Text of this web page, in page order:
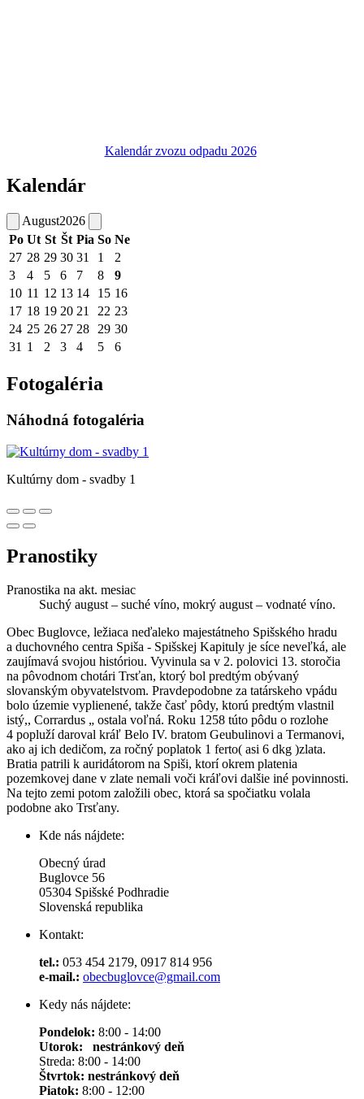
Kalendár zvozu odpadu 2026
Kalendár
August2026
Po Ut St Št Pia So Ne
27 28 29 30 31 1
2
3
4 5 6 7 8
9
10 11 12 13 14 15 16
17 18 19 20 21 22 23
24 25 26 27 28 29 30
31 1 2 3 4 5 6
Fotogaléria
Náhodná fotogaléria
Kultúrny dom - svadby 1
Pranostiky
Pranostika na akt. mesiac
Suchý august – suché víno, mokrý august – vodnaté víno.
Obec Buglovce, ležiaca neďaleko majestátneho Spišského hradu
a duchovného centra Spiša - Spišskej Kapituly je síce neveľká, ale
zaujímavá svojou históriou. Vyvinula sa v 2. polovici 13. storočia
na pôvodnom chotári Trsťan, ktorý bol predtým obývaný
slovanským obyvatelstvom. Pravdepodobne za tatárskeho vpádu
bolo územie vyplienené, takže časť pôdy, ktorú predtým vlastnil
istý,, Corrardus „ ostala voľná. Roku 1258 túto pôdu o rozlohe
4 popluží daroval kráľ Belo IV. bratom Geubulinovi a Termanovi,
ako aj ich dedičom, za ročný poplatok 1 ferto( asi 6 dkg )zlata.
Bratia patrili k auridátorom na Spiši, ktorí okrem platenia
pozemkovej dane v zlate nemali voči kráľovi dalšie iné povinnosti.
Na tejto zemi potom založili obec, ktorá sa spočiatku volala
podobne ako Trsťany.
Kde nás nájdete:
Obecný úrad
Buglovce 56
05304 Spišské Podhradie
Slovenská republika
Kontakt:
tel.: 053 454 2179, 0917 814 956
e-mail.: obecbuglovce@gmail.com
Kedy nás nájdete:
Pondelok: 8:00 - 14:00
Utorok: nestránkový deň
Streda: 8:00 - 14:00
Štvrtok: nestránkový deň
Piatok: 8:00 - 12:00